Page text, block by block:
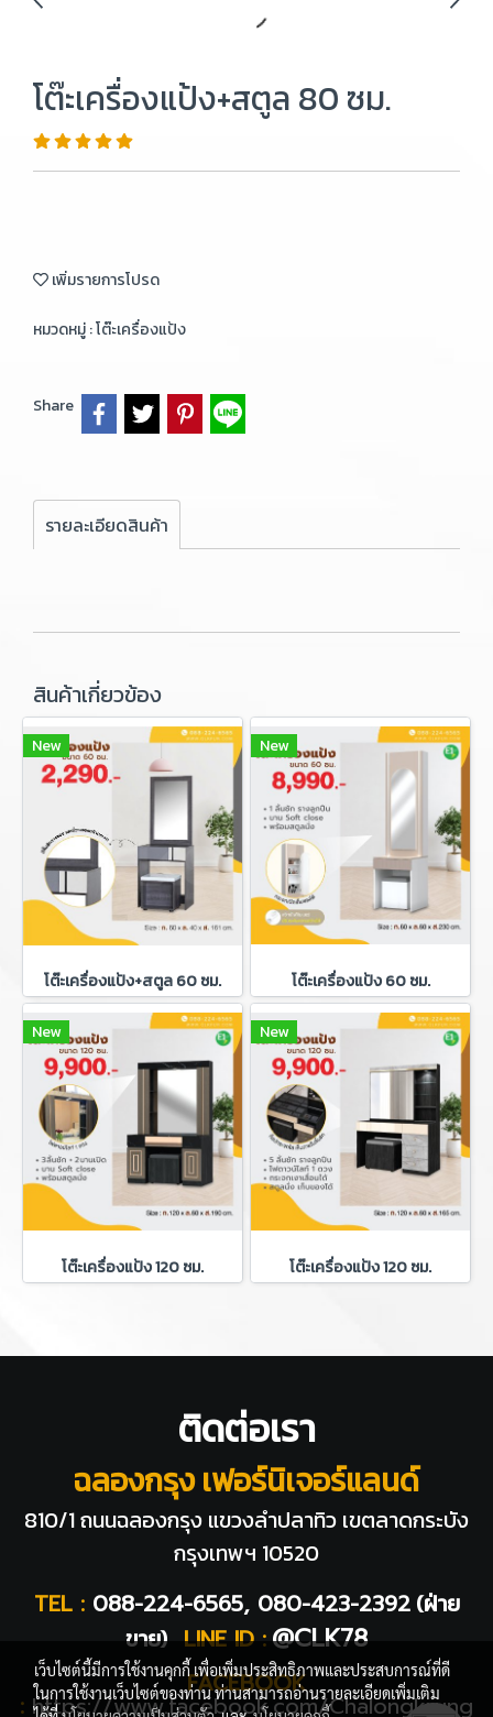
โต๊ะเครื่องแป้ง+สตูล 80 ซม.
เพิ่มรายการโปรด
หมวดหมู่ :โต๊ะเครื่องแป้ง
Share
รายละเอียดสินค้า
สินค้าเกี่ยวข้อง
New
โต๊ะเครื่องแป้ง+สตูล 60 ซม.
New
โต๊ะเครื่องแป้ง 60 ซม.
New
โต๊ะเครื่องแป้ง 120 ซม.
New
โต๊ะเครื่องแป้ง 120 ซม.
ติดต่อเรา
ฉลองกรุง เฟอร์นิเจอร์แลนด์
810/1 ถนนฉลองกรุง แขวงลำปลาทิว เขตลาดกระบัง
กรุงเทพฯ 10520
TEL : 088-224-6565, 080-423-2392 (ฝ่าย
ขาย) LINE ID : @CLK78
FACEBOOK
: https://www.facebook.com/Chalongkrung
เว็บไซต์นี้มีการใช้งานคุกกี้ เพื่อเพิ่มประสิทธิภาพและประสบการณ์ที่ดี
ในการใช้งานเว็บไซต์ของท่าน ท่านสามารถอ่านรายละเอียดเพิ่มเติม